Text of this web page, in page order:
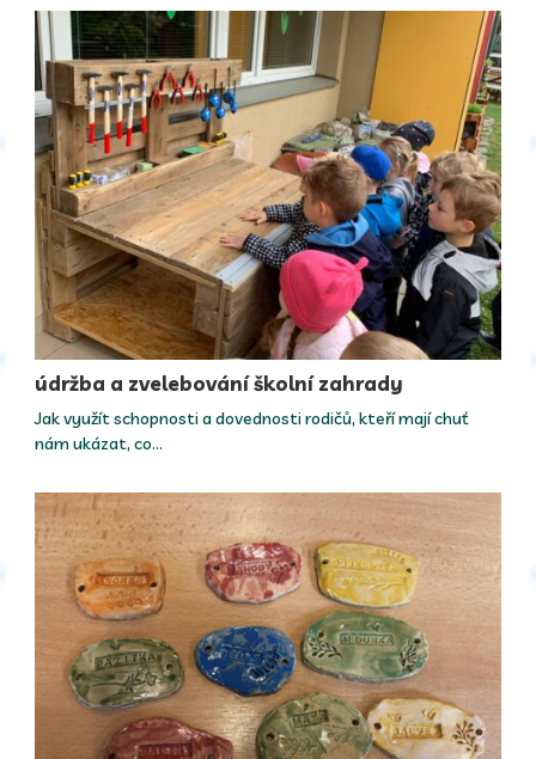
údržba a zvelebování školní zahrady
Jak využít schopnosti a dovednosti rodičů, kteří mají chuť
nám ukázat, co…